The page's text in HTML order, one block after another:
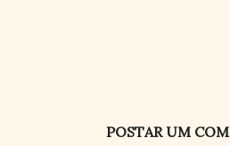
POSTAR UM